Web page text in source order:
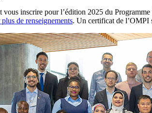
vous inscrire pour l’édition 2025 du
de renseignements. Un certificat de l’OMPI